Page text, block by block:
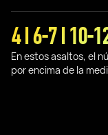
4 I 6-7 I 10-
En estos asaltos, el
por encima de la